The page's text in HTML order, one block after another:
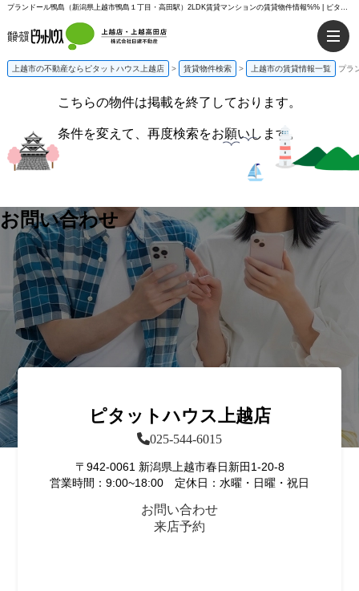
プランドール鴨島（新潟県上越市鴨島１丁目・高田駅）2LDK賃貸マンションの賃貸物件情報%% | ピタットハウス上越店
上越市の不動産ならピタットハウス上越店 > 賃貸物件検索 > 上越市の賃貸情報一覧 プラ
こちらの物件は掲載を終了しております。
条件を変えて、再度検索をお願いします。
お問い合わせ
ピタットハウス上越店
025-544-6015
〒942-0061 新潟県上越市春日新田1-20-8
営業時間：9:00~18:00 定休日：水曜・日曜・祝日
お問い合わせ
来店予約